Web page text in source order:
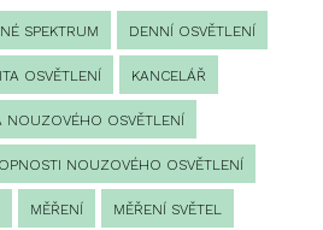
SPEKTRUM DENNÍ OSVĚTLENÍ
OSVĚTLENÍ KANCELÁŘ
NOUZOVÉHO OSVĚTLENÍ
NOUZOVÉHO OSVĚTLENÍ
MĚŘENÍ MĚŘENÍ SVĚTEL